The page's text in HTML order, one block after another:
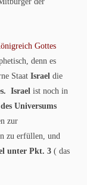
Gottes
denn es
Staat Israel die
Israel ist noch in
Universums
zur
zu erfüllen, und
unter Pkt. 3 ( das